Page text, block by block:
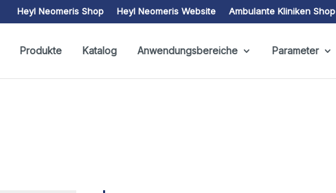
Heyl Neomeris Shop Heyl Neomeris Website Ambulante Kliniken Shop
Produkte Katalog Anwendungsbereiche Parameter